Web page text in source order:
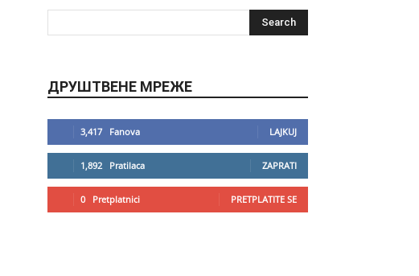
ДРУШТВЕНЕ МРЕЖЕ
3,417 Fanova LAJKUJ
1,892 Pratilaca ZAPRATI
0 Pretplatnici PRETPLATITE SE